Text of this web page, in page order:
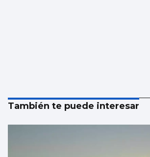
También te puede interesar